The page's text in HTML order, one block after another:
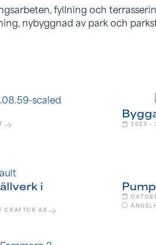
fyllning och
nybyggnad av park och
2023 –
i
CRAFTOR AB